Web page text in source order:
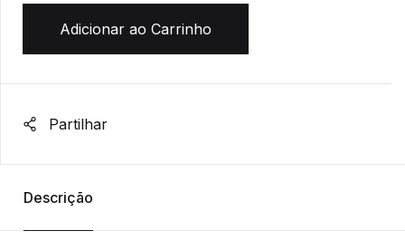
Adicionar ao Carrinho
Partilhar
Descrição